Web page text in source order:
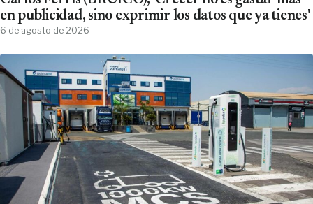
en publicidad, sino exprimir los datos que ya tienes'
6 de agosto de 2026